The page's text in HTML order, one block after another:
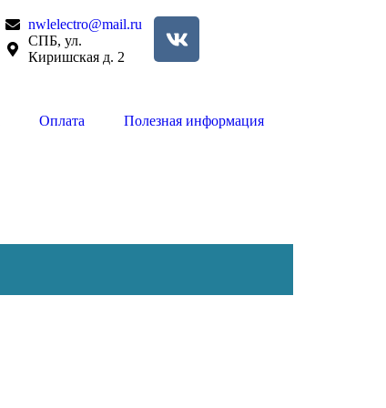
nwlelectro@mail.ru
СПБ, ул.
Киришская д. 2
Оплата Полезная информация